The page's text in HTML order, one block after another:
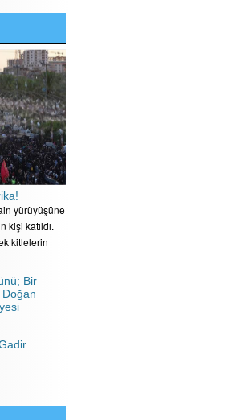
yürüyüşüne
kişi katıldı.
kitlelerin
Bir